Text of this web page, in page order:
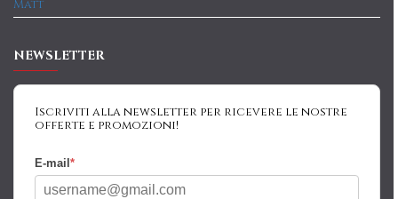
NEWSLETTER
Iscriviti alla newsletter per ricevere le nostre
offerte e promozioni!
E-mail *